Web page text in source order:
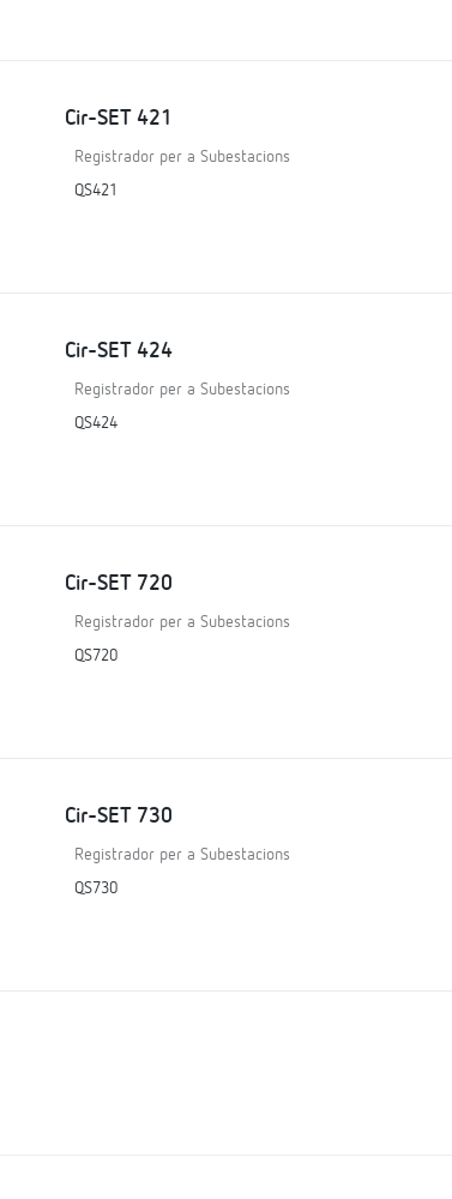
Cir-SET 421
Registrador per a Subestacions
QS421
Cir-SET 424
Registrador per a Subestacions
QS424
Cir-SET 720
Registrador per a Subestacions
QS720
Cir-SET 730
Registrador per a Subestacions
QS730